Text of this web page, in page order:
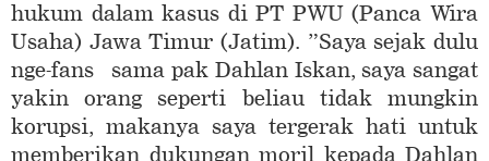
hukum dalam kasus di PT PWU (Panca Wira
Usaha) Jawa Timur (Jatim). ”Saya sejak dulu
nge-fans sama pak Dahlan Iskan, saya sangat
yakin orang seperti beliau tidak mungkin
korupsi, makanya saya tergerak hati untuk
memberikan dukungan moril kepada Dahlan